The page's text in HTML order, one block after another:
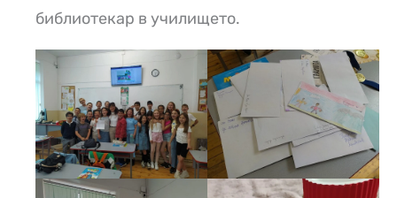
библиотекар в училището.